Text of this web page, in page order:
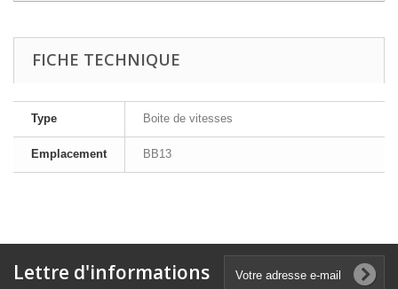
FICHE TECHNIQUE
Type Boite de vitesses
Emplacement BB13
Lettre d'informations